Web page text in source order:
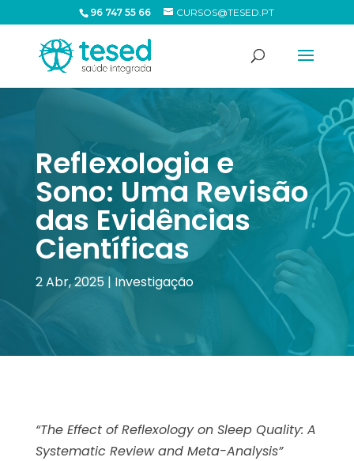
96 747 55 66 CURSOS@TESED.PT
Reflexologia e
Sono: Uma Revisão
das Evidências
Científicas
2 Abr, 2025| Investigação
“The Effect of Reflexology on Sleep Quality: A
Systematic Review and Meta-Analysis”